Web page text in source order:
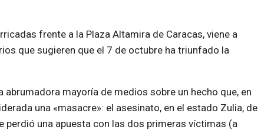
frente a la Plaza Altamira de Caracas, viene a
que sugieren que el 7 de octubre ha triunfado la
mayoría de medios sobre un hecho que, en
una «masacre»: el asesinato, en el estado Zulia, de
una apuesta con las dos primeras víctimas (a